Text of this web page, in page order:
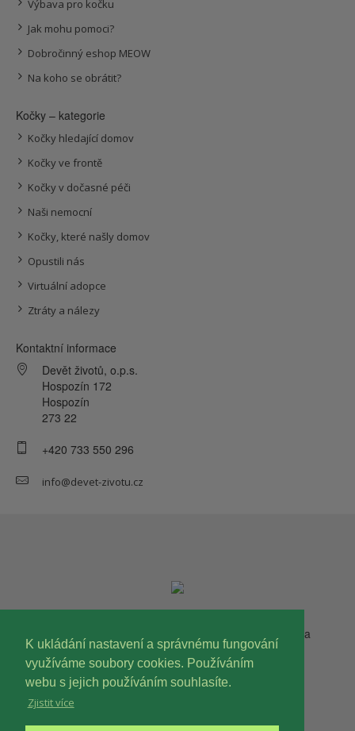
K ukládání nastavení a správnému fungování
využíváme soubory cookies. Používáním
webu s jejich používáním souhlasíte.
Zjistit více
Výbava pro kočku
Jak mohu pomoci?
Dobročinný eshop MEOW
Na koho se obrátit?
Kočky – kategorie
Kočky hledající domov
Kočky ve frontě
Kočky v dočasné péči
Naši nemocní
Kočky, které našly domov
Opustili nás
Virtuální adopce
Ztráty a nálezy
Kontaktní informace
Devět životů, o.p.s.
Hospozín 172
Hospozín
273 22
+420 733 550 296
info@devet-zivotu.cz
Copyright © 2023 Devět životů, o.p.s. Všechna práva
vyhrazena.